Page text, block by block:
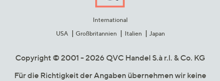
International
USA
Großbritannien Italien Japan
Copyright © 2001 - 2026 QVC Handel S.à r.l. & Co. KG
Für die Richtigkeit der Angaben übernehmen wir keine